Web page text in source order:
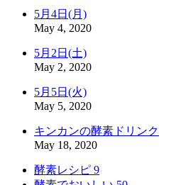
5月4日(月)
May 4, 2020
5月2日(土)
May 2, 2020
5月5日(火)
May 5, 2020
キンカンの酵素ドリンク
May 18, 2020
酵素レシピ 9